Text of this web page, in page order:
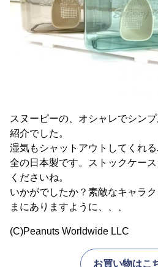
スヌーピーの、オシャレでシン
紹介でした。
湿気もシャットアウトしてくれ
全の日本製です。ストックケー
くださいね。
いかがでしたか？素敵なキャラ
まにありますように、、、
(C)Peanuts Worldwide LLC
お買い物はこ